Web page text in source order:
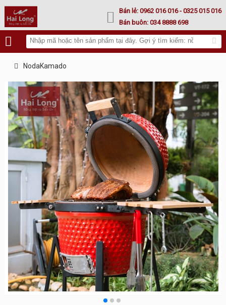
Lư hoá vàng Bán lẻ:0962 016 016 - 0325 015 016
Bán buôn:034 8888 698
NodaKamado